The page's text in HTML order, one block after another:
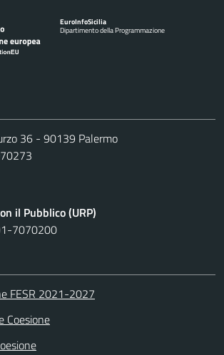
EuroInfoSicilia
Dipartimento della Programmazione
36 - 90139 Palermo
il Pubblico (URP)
7070200
FESR 2021-2027
Coesione